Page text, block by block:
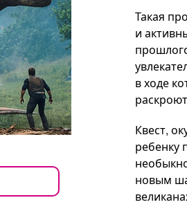
Такая
и
в ходе
Квест,
ребенку
новым